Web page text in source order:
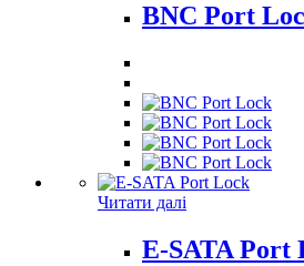
BNC Port
Читати далі
E-SATA Port